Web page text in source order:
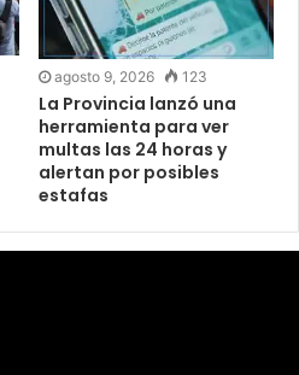
agosto 9, 2026 123
La Provincia lanzó una
herramienta para ver
multas las 24 horas y
alertan por posibles
estafas